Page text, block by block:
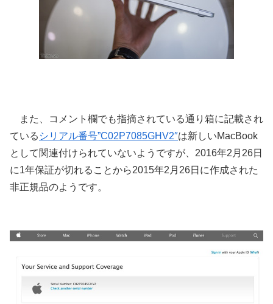
また、コメント欄でも指摘されている通り箱に記載され
ている シリアル番号”C02P7085GHV2″は新しいMacBook
として関連付けられていないようですが、2016年2月26日
に1年保証が切れることから2015年2月26日に作成された
非正規品のようです。